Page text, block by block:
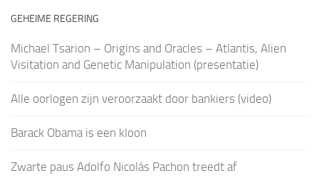
GEHEIME REGERING
Michael Tsarion – Origins and Oracles – Atlantis, Alien
Visitation and Genetic Manipulation (presentatie)
Alle oorlogen zijn veroorzaakt door bankiers (video)
Barack Obama is een kloon
Zwarte paus Adolfo Nicolás Pachon treedt af